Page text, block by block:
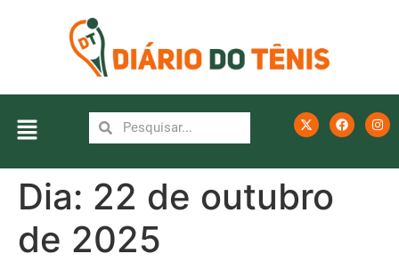
Dia: 22 de outubro
de 2025